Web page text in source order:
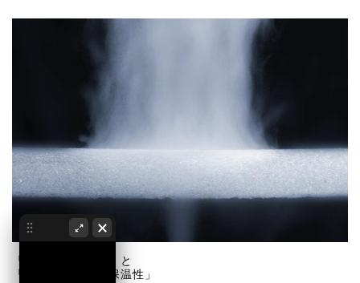
「ムレない通気性」と
「体を冷やさない保温性」